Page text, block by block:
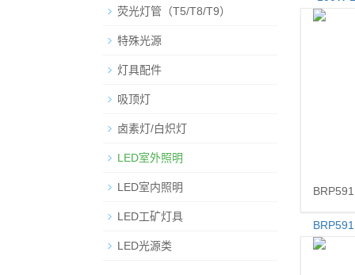
荧光灯管（T5/T8/T9）
特殊光源
灯具配件
吸顶灯
卤素灯/白炽灯
LED室外照明
LED室内照明
LED工矿灯具
LED光源类